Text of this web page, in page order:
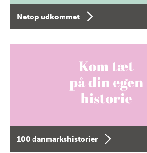
Netop udkommet
100 danmarkshistorier